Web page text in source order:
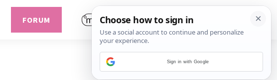
FORUM
Sign in with Google